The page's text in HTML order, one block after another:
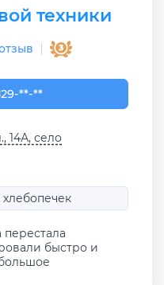
техники
16-93
**-**
14А, село
перестала
быстро и